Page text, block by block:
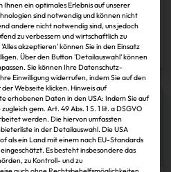
Zum Artikel
ein optimales Erlebnis auf unserer
sind notwendig und können nicht
andere nicht notwendig sind, uns jedoch
zu verbessern und wirtschaftlich zu
akzeptieren' können Sie in den Einsatz
Über den Button 'Detailauswahl' können
Sie können Ihre Datenschutz-
Einwilligung widerrufen, indem Sie auf den
Webseite klicken. Hinweis auf
erhobenen Daten in den USA: Indem Sie auf
gem. Art. 49 Abs. 1 S. 1 lit. a DSGVO
werden. Die hiervon umfassten
in der Detailauswahl. Die USA
als ein Land mit einem nach EU-Standards
Es besteht insbesondere das
zu Kontroll- und zu